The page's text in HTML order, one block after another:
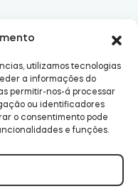
utilizamos tecnologias
a informações do
permitir-nos-á processar
ou identificadores
o consentimento pode
e funções.